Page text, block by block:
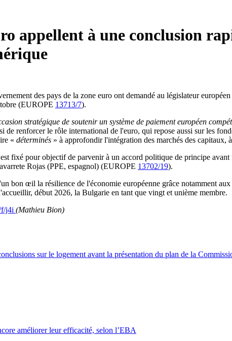
appellent à une conclusion
des pays de la zone euro ont demandé au législateur européen
(EUROPE 13713/7).
stratégique de soutenir un système de paiement européen
de renforcer le rôle international de l'euro, qui repose aussi sur les
« déterminés » à approfondir l'intégration des marchés des capitaux,
fixé pour objectif de parvenir à un accord politique de principe
Rojas (PPE, espagnol) (EUROPE 13702/19).
bon œil la résilience de l'économie européenne grâce notamment
début 2026, la Bulgarie en tant que vingt et unième membre.
f/j4i (Mathieu Bion)
sur le logement avant la présentation du plan de la
améliorer leur efficacité, selon l’EBA